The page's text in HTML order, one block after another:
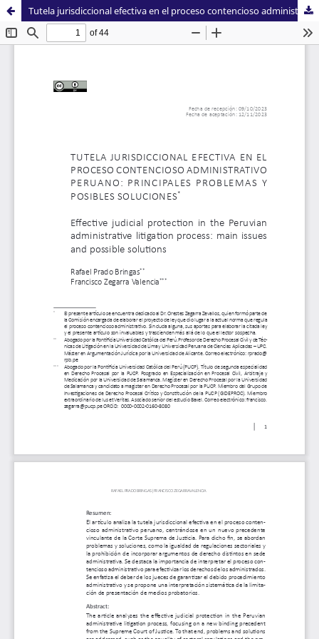
Tutela jurisdiccional efectiva en el proceso contencioso administrativo peruano: principales problemas y posibles soluciones